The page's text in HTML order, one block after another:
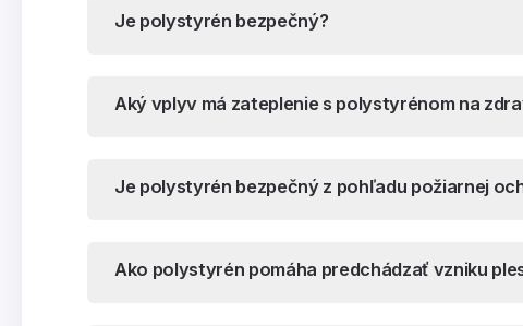
Je polystyrén bezpečný?
Aký vplyv má zateplenie s polystyrénom na
Je polystyrén bezpečný z pohľadu požiarnej
Ako polystyrén pomáha predchádzať vzniku